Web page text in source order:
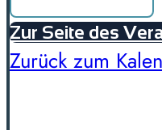
Zur Seite des
Zurück zum